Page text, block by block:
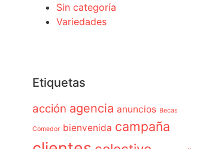
Sin categoría
Variedades
Etiquetas
acción agencia anuncios Becas
Comedor bienvenida campaña